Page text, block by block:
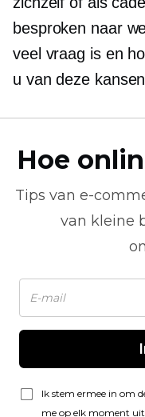
besproken naar
veel vraag is en
u van deze
Hoe
Tips van e-
van kleine
Ik stem ermee in om
me op elk moment